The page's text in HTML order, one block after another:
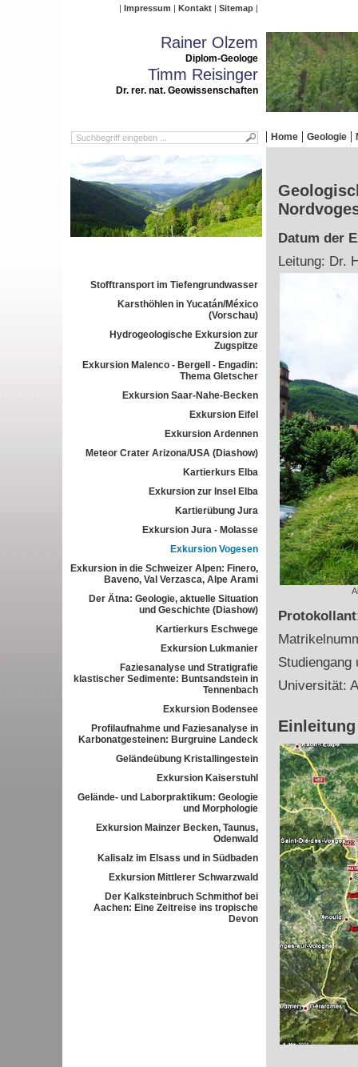
Impressum Kontakt Sitemap
Rainer Olzem
Diplom-Geologe
Timm Reisinger
Dr. rer. nat. Geowissenschaften
Home Geologie
Stofftransport im Tiefengrundwasser
Karsthöhlen in Yucatán/México
(Vorschau)
Hydrogeologische Exkursion zur
Zugspitze
Exkursion Malenco - Bergell - Engadin:
Thema Gletscher
Exkursion Saar-Nahe-Becken
Exkursion Eifel
Exkursion Ardennen
Meteor Crater Arizona/USA (Diashow)
Kartierkurs Elba
Exkursion zur Insel Elba
Kartierübung Jura
Exkursion Jura - Molasse
Exkursion Vogesen
Exkursion in die Schweizer Alpen: Finero,
Baveno, Val Verzasca, Alpe Arami
Der Ätna: Geologie, aktuelle Situation
und Geschichte (Diashow)
Kartierkurs Eschwege
Exkursion Lukmanier
Faziesanalyse und Stratigrafie
klastischer Sedimente: Buntsandstein in
Tennenbach
Exkursion Bodensee
Profilaufnahme und Faziesanalyse in
Karbonatgesteinen: Burgruine Landeck
Geländeübung Kristallingestein
Exkursion Kaiserstuhl
Gelände- und Laborpraktikum: Geologie
und Morphologie
Exkursion Mainzer Becken, Taunus,
Odenwald
Kalisalz im Elsass und in Südbaden
Exkursion Mittlerer Schwarzwald
Der Kalksteinbruch Schmithof bei
Aachen: Eine Zeitreise ins tropische
Devon
Datum der
Leitung: Dr.
Universität:
Einleitung